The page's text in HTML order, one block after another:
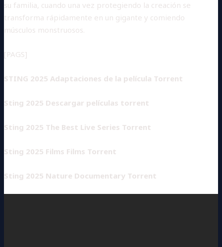
su familia, cuando una vez protegiendo la creación se
transforma rápidamente en un gigante y comiendo
músculos monstruosos.
[PAGS]
STING 2025 Adaptaciones de la película Torrent
Sting 2025 Descargar películas torrent
Sting 2025 The Best Live Series Torrent
Sting 2025 Films Films Torrent
Sting 2025 Nature Documentary Torrent